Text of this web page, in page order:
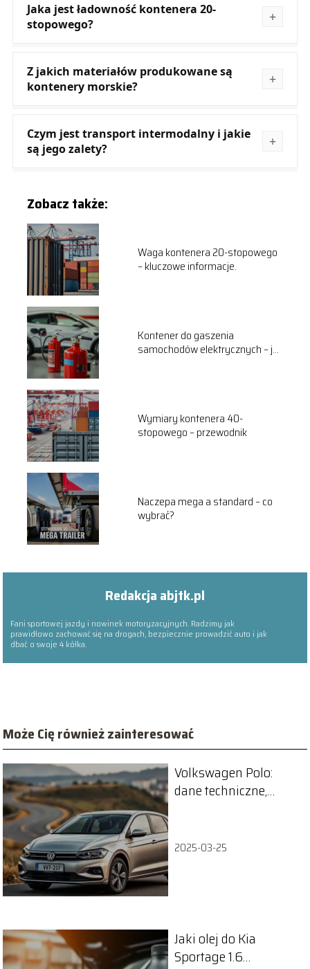
Jaka jest ładowność kontenera 20-
stopowego?
Z jakich materiałów produkowane są
kontenery morskie?
Czym jest transport intermodalny i jakie
są jego zalety?
Zobacz także:
Waga kontenera 20-stopowego
– kluczowe informacje.
Kontener do gaszenia
samochodów elektrycznych – jak
Wymiary kontenera 40-
stopowego – przewodnik
Naczepa mega a standard – co
wybrać?
Redakcja abjtk.pl
Fani sportowej jazdy i nowinek motoryzacyjnych. Radzimy jak
prawidłowo zachować się na drogach, bezpiecznie prowadzić auto i jak
dbać o swoje 4 kółka.
Może Cię również zainteresować
Volkswagen Polo:
dane techniczne,
2025-03-25
Jaki olej do Kia
Sportage 1.6